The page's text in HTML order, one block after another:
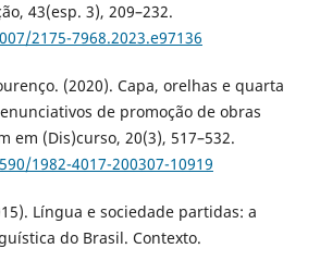
43(esp. 3), 209–232.
2175-7968.2023.e97136
(2020). Capa, orelhas e quarta
de promoção de obras
em (Dis)curso, 20(3), 517–532.
1982-4017-200307-10919
Língua e sociedade partidas: a
do Brasil. Contexto.